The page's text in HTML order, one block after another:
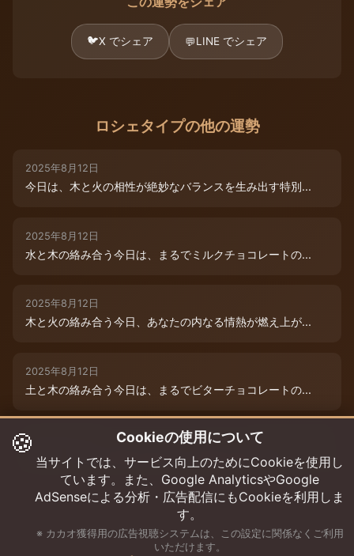
🐦X でシェア 💬LINE でシェア
ロシェタイプの他の運勢
2025年8月12日
今日は、木と火の相性が絶妙なバランスを生み出す特別...
2025年8月12日
水と木の絡み合う今日は、まるでミルクチョコレートの...
2025年8月12日
木と火の絡み合う今日、あなたの内なる情熱が燃え上が...
2025年8月12日
土と木の絡み合う今日は、まるでビターチョコレートの...
2025年8月12日
今日は、水と木の微妙な絡み合いが運命を彩ります。チ...
🍪 Cookieの使用について
当サイトでは、サービス向上のためにCookieを使用し
ています。また、Google AnalyticsやGoogle
AdSenseによる分析・広告配信にもCookieを利用しま
す。
※ カカオ獲得用の広告視聴システムは、この設定に関係なくご利用
いただけます。